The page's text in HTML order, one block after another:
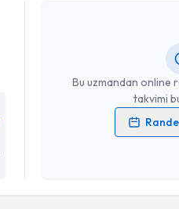
Bu uzmandan online
takvimi
Kişisel verilerimin
Randevu Takvimi Talebi